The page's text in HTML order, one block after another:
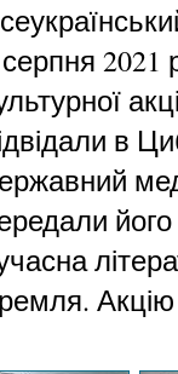
2021
в
Акцію